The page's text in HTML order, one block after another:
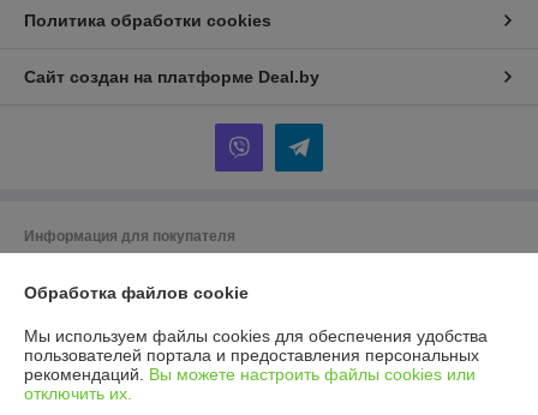
Политика обработки cookies
Сайт создан на платформе Deal.by
Информация для покупателя
220086 г. Минск ул. Славинского 45/12
Регистрационный номер ЕГР: 193975225
УНП: 193975225
Обработка файлов cookie
Мы используем файлы cookies для обеспечения удобства
пользователей портала и предоставления персональных
рекомендаций. Вы можете настроить файлы cookies или
отключить их.